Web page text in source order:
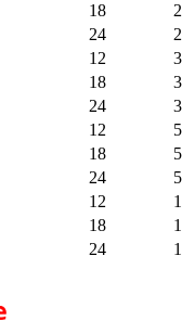
18
24
12
18
24
12
18
24
12
18
24